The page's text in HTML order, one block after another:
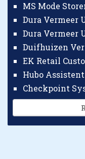
MS Mode
Dura Vermeer
Dura Vermeer
Duifhuizen
EK Retail
Hubo